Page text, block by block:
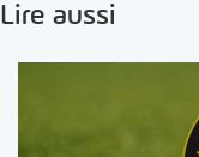
Lire aussi